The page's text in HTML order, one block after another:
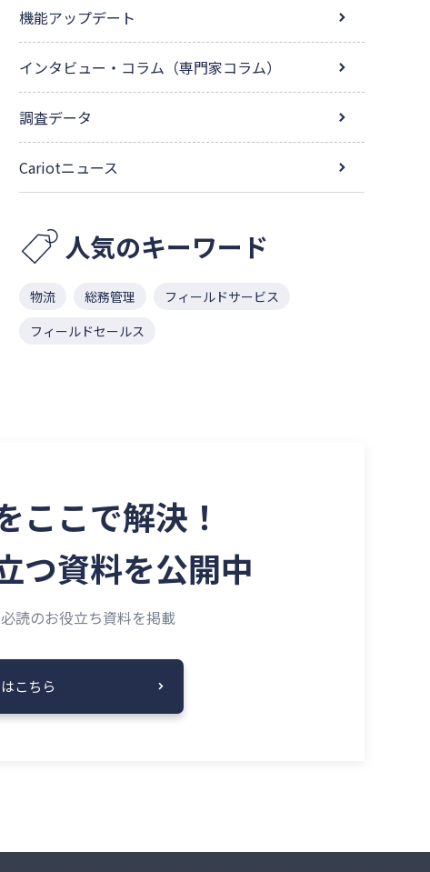
機能アップデート
インタビュー・コラム（専門家コラム）
調査データ
Cariotニュース
人気のキーワード
物流 総務管理
フィールドサービス
フィールドセールス
ここで解決！
つ資料を公開中
読のお役立ち資料を掲載
こちら